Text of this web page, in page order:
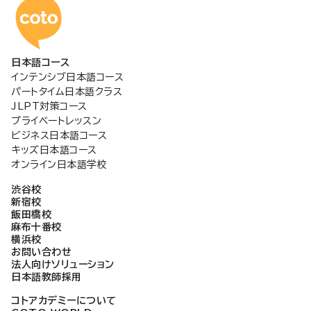
コトアカデミー日本語
日本語コース
インテンシブ日本語コース
パートタイム日本語クラス
JLPT対策コース
プライベートレッスン
ビジネス日本語コース
キッズ日本語コース
オンライン日本語学校
渋谷校
新宿校
飯田橋校
麻布十番校
横浜校
お問い合わせ
法人向けソリューション
日本語教師採用
コトアカデミーについて